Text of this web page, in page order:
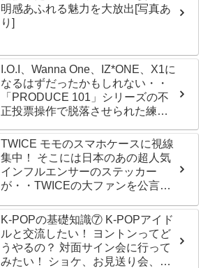
明感あふれる魅力を大放出[写真あ
り]
I.O.I、Wanna One、IZ*ONE、X1に
なるはずだったかもしれない・・
「PRODUCE 101」シリーズの不
正投票操作で脱落させられた練習
TWICE モモのスマホケースに視線
集中！ そこには日本のあの超人気
インフルエンサーのステッカー
が・・TWICEの大ファンを公言す
「成功したファン」だと話題沸騰
K-POPの基礎知識⑦ K-POPアイド
ルと交流したい！ ヨントンってど
うやるの？ 対面サイン会に行って
みたい！ ショケ、お見送り会、握